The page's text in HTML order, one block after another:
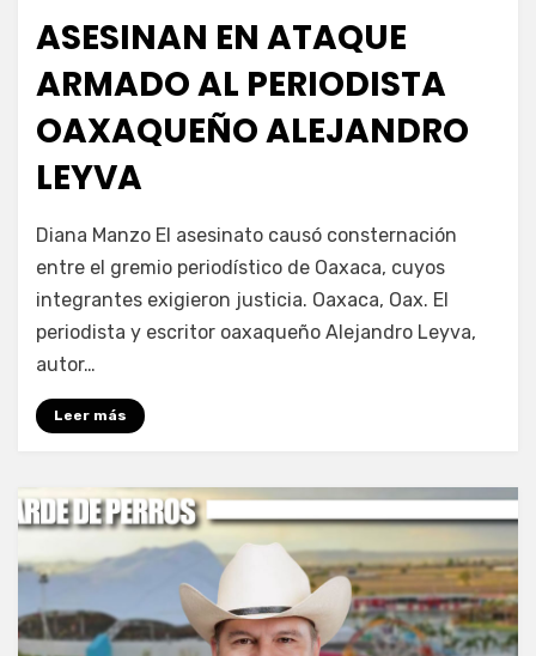
ASESINAN EN ATAQUE
ARMADO AL PERIODISTA
OAXAQUEÑO ALEJANDRO
LEYVA
Fernando Miranda Servín
Diana Manzo El asesinato causó consternación
entre el gremio periodístico de Oaxaca, cuyos
integrantes exigieron justicia. Oaxaca, Oax. El
periodista y escritor oaxaqueño Alejandro Leyva,
autor…
Leer más